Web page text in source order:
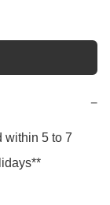
−
within 5 to 7